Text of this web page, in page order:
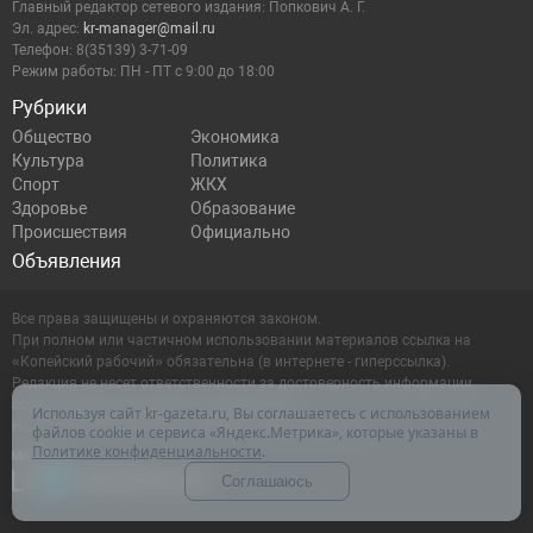
Рубрики
Общество
Экономика
Культура
Политика
Спорт
ЖКХ
Здоровье
Образование
Происшествия
Официально
Объявления
Главный редактор сетевого издания: Попкович А. Г.
Эл. адрес: kr-manager@mail.ru
Телефон: 8(35139) 3-71-09
Режим работы: ПН - ПТ с 9:00 до 18:00
Все права защищены и охраняются законом.
При полном или частичном использовании материалов ссылка на
«Копейский рабочий» обязательна (в интернете - гиперссылка).
Редакция не несет ответственности за достоверность информации,
содержащейся в рекламных объявлениях.
Настоящий ресурс может содержать материалы 16+
Используя сайт kr-gazeta.ru, Вы соглашаетесь с использованием
файлов cookie и сервиса «Яндекс.Метрика», которые указаны в
Политике конфиденциальности.
Соглашаюсь